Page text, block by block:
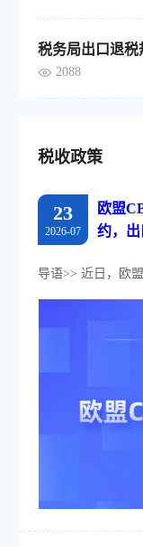
税务局出口退
2088
税收政策
23
2026-07
欧盟
约，
导语>> 近日，欧